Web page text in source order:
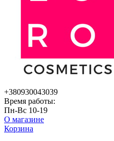
+380930043039
Время работы:
Пн-Вс 10-19
О магазине
Корзина